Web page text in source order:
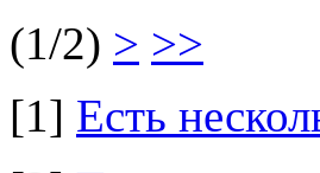
(1/2) > >>
[1] Есть